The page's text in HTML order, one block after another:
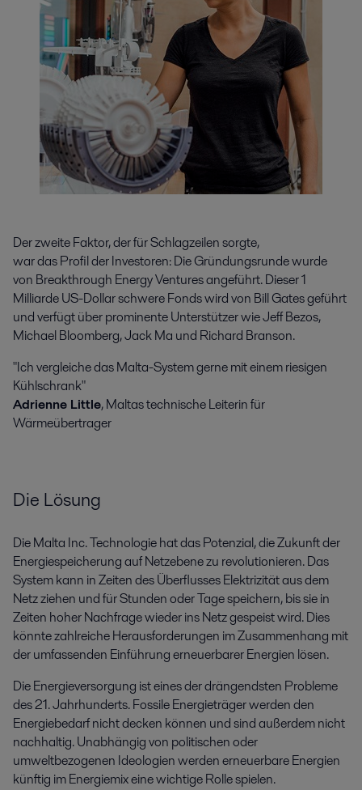
Der zweite Faktor, der für Schlagzeilen sorgte,
war das Profil der Investoren: Die Gründungsrunde wurde
von Breakthrough Energy Ventures angeführt. Dieser 1
Milliarde US-Dollar schwere Fonds wird von Bill Gates geführt
und verfügt über prominente Unterstützer wie Jeff Bezos,
Michael Bloomberg, Jack Ma und Richard Branson.
"Ich vergleiche das Malta-System gerne mit einem riesigen
Kühlschrank"
Adrienne Little, Maltas technische Leiterin für
Wärmeübertrager
Die Lösung
Die Malta Inc. Technologie hat das Potenzial, die Zukunft der
Energiespeicherung auf Netzebene zu revolutionieren. Das
System kann in Zeiten des Überflusses Elektrizität aus dem
Netz ziehen und für Stunden oder Tage speichern, bis sie in
Zeiten hoher Nachfrage wieder ins Netz gespeist wird. Dies
könnte zahlreiche Herausforderungen im Zusammenhang mit
der umfassenden Einführung erneuerbarer Energien lösen.
Die Energieversorgung ist eines der drängendsten Probleme
des 21. Jahrhunderts. Fossile Energieträger werden den
Energiebedarf nicht decken können und sind außerdem nicht
nachhaltig. Unabhängig von politischen oder
umweltbezogenen Ideologien werden erneuerbare Energien
künftig im Energiemix eine wichtige Rolle spielen.